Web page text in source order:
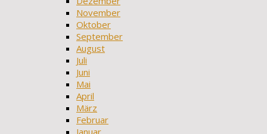
November
Oktober
September
August
Juli
Juni
Mai
April
März
Februar